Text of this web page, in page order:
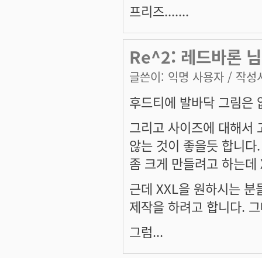
프리즈.......
Re^2: 레드바론
글쓴이: 익명 사용자 / 작성
후드티에 발바닥 그림은
그리고 사이즈에 대해서
않는 것이 좋을듯 합니
좀 크게 만들려고 하는
근데 XXL을 원하시는
제작을 하려고 합니다.
그럼...